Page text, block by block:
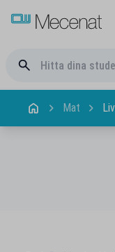
Mat